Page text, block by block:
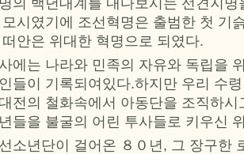
모시였기에 조선혁명은 출범한 첫 기
떠안은 위대한 혁명으로 되였다.
에는 나라와 민족의 자유와 독립을
들이 기록되여있다.하지만 우리 수
전의 철화속에서 아동단을 조직하
들을 불굴의 어린 투사들로 키우신
소년단이 걸어온 ８０년, 그 장구한